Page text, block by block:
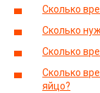
Сколько
Сколько
Сколько
Сколько
яйцо?